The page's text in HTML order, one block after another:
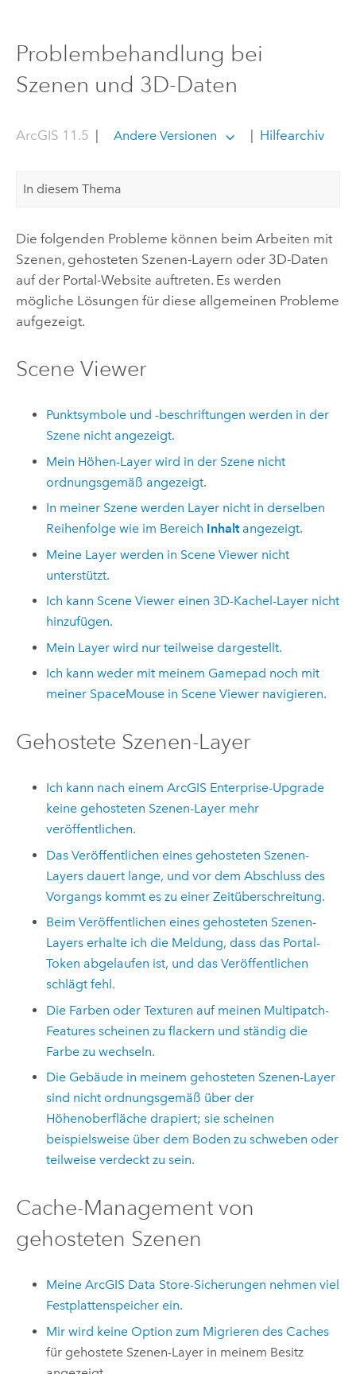
Problembehandlung bei
Szenen und 3D-Daten
ArcGIS 11.5 | Andere Versionen | Hilfearchiv
In diesem Thema
Die folgenden Probleme können beim Arbeiten mit
Szenen, gehosteten Szenen-Layern oder 3D-Daten
auf der Portal-Website auftreten. Es werden
mögliche Lösungen für diese allgemeinen Probleme
aufgezeigt.
Scene Viewer
Punktsymbole und -beschriftungen werden in der
Szene nicht angezeigt.
Mein Höhen-Layer wird in der Szene nicht
ordnungsgemäß angezeigt.
In meiner Szene werden Layer nicht in derselben
Reihenfolge wie im Bereich Inhaltangezeigt.
Meine Layer werden in Scene Viewer nicht
unterstützt.
Ich kann Scene Viewer einen 3D-Kachel-Layer nicht
hinzufügen.
Mein Layer wird nur teilweise dargestellt.
Ich kann weder mit meinem Gamepad noch mit
meiner SpaceMouse in Scene Viewer navigieren.
Gehostete Szenen-Layer
Ich kann nach einemArcGIS Enterprise-Upgrade
keine gehosteten Szenen-Layer mehr
veröffentlichen.
Das Veröffentlichen eines gehosteten Szenen-
Layers dauert lange, und vor dem Abschluss des
Vorgangs kommt es zu einer Zeitüberschreitung.
Beim Veröffentlichen eines gehosteten Szenen-
Layers erhalte ich die Meldung, dass das Portal-
Token abgelaufen ist, und das Veröffentlichen
schlägt fehl.
Die Farben oder Texturen auf meinen Multipatch-
Features scheinen zu flackern und ständig die
Farbe zu wechseln.
Die Gebäude in meinem gehosteten Szenen-Layer
sind nicht ordnungsgemäß über der
Höhenoberfläche drapiert; sie scheinen
beispielsweise über dem Boden zu schweben oder
teilweise verdeckt zu sein.
Cache-Management von
gehosteten Szenen
MeineArcGIS Data Store-Sicherungen nehmen viel
Festplattenspeicher ein.
Mir wird keine Option zum Migrieren des Caches
für gehostete Szenen-Layer in meinem Besitz